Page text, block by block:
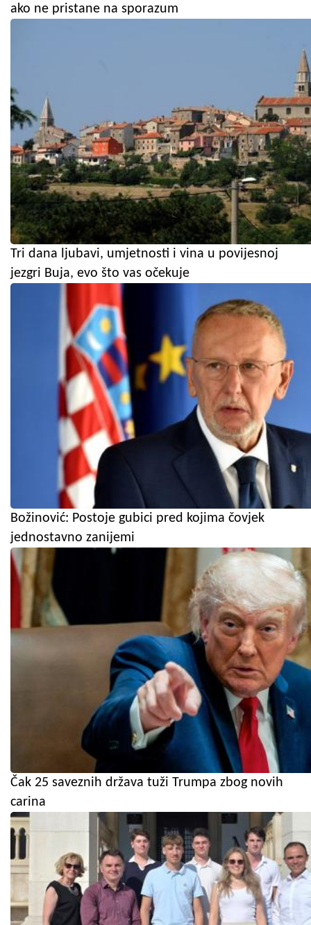
ako ne pristane na sporazum
Tri dana ljubavi, umjetnosti i vina u povijesnoj
jezgri Buja, evo što vas očekuje
Božinović: Postoje gubici pred kojima čovjek
jednostavno zanijemi
Čak 25 saveznih država tuži Trumpa zbog novih
carina